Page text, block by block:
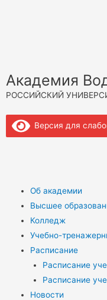
Академия
РОССИЙСКИЙ
Версия для
Об академии
Высшее
Колледж
Учебно-
Расписание
Расписание
Расписание
Новости